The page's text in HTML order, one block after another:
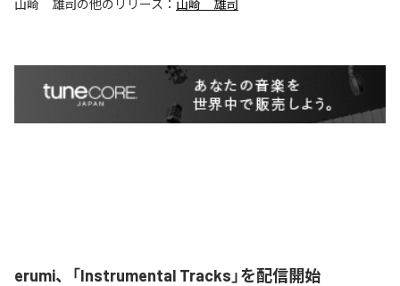
山崎 雄司 の他のリリース： 山崎 雄司
erumi、「Instrumental Tracks」を配信開始